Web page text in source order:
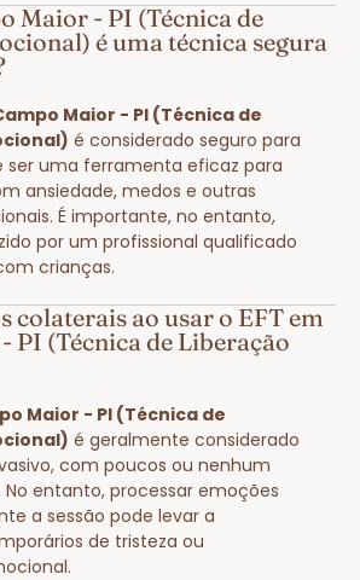
Maior - PI (Técnica de
é uma técnica segura
Maior - PI (Técnica de
é considerado seguro para
ser uma ferramenta eficaz para
ansiedade, medos e outras
É importante, no entanto,
por um profissional qualificado
crianças.
colaterais ao usar o EFT em
PI (Técnica de Liberação
Maior - PI (Técnica de
é geralmente considerado
com poucos ou nenhum
entanto, processar emoções
a sessão pode levar a
de tristeza ou